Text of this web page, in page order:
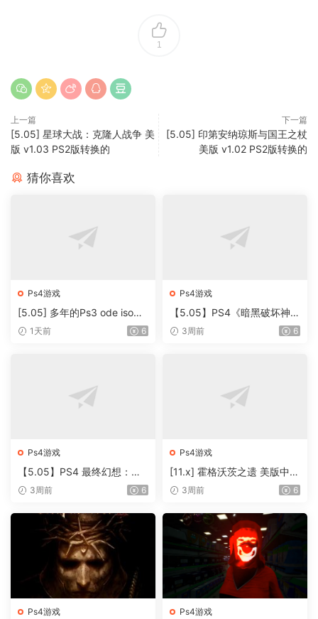
1
上一篇
[5.05] 星球大战：克隆人战争 美
版 v1.03 PS2版转换的
下一篇
[5.05] 印第安纳琼斯与国王之杖
美版 v1.02 PS2版转换的
猜你喜欢
Ps4游戏
[5.05] 多年的Ps3 ode iso资
源 想起来发给网站 很多稀有
1天前 6
Ps4游戏
【5.05】PS4《暗黑破坏神
2：狱火重生》CUSA28305
3周前 6
Ps4游戏
【5.05】PS4 最终幻想：节
奏剧场 港版中文PKG CUSA3
DLC
3周前 6
Ps4游戏
[11.x] 霍格沃茨之遗 美版中文
PKG CUSA12824 v1.06+7D
3周前 6
Ps4游戏 Ps4游戏